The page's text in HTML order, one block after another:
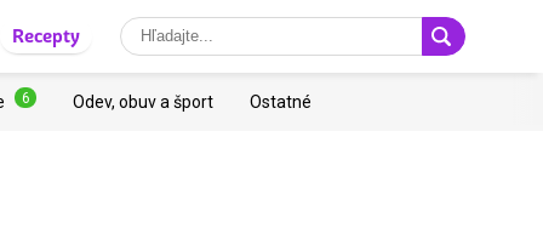
Recepty
6 Odev, obuv a šport Ostatné